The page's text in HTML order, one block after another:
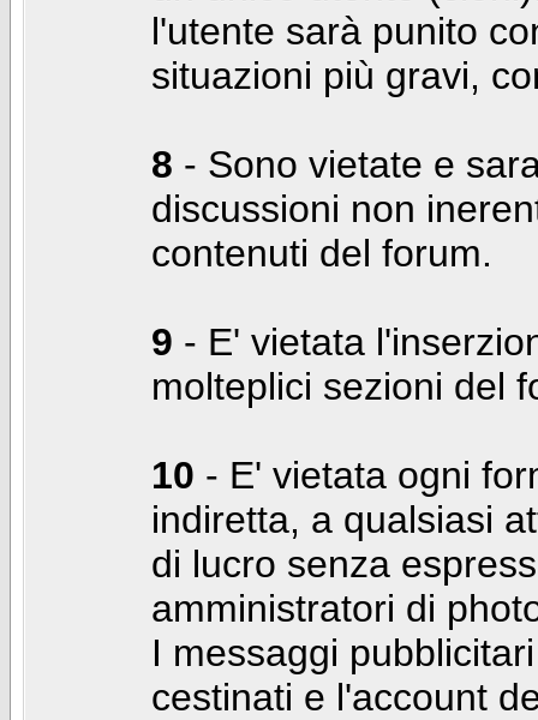
l'utente sarà punito
situazioni più gravi,
8 - Sono vietate e
discussioni non
contenuti del forum.
9 - E' vietata
molteplici sezioni del
10 - E' vietata ogni
indiretta, a qualsiasi
di lucro senza
amministratori di
I messaggi
cestinati e l'account